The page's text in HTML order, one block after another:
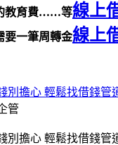
教育費……等線上
要一筆周轉金線上
別擔心 輕鬆找借錢管
管
別擔心 輕鬆找借錢管